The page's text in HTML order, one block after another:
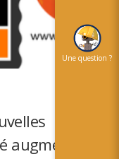
–
Une question ?